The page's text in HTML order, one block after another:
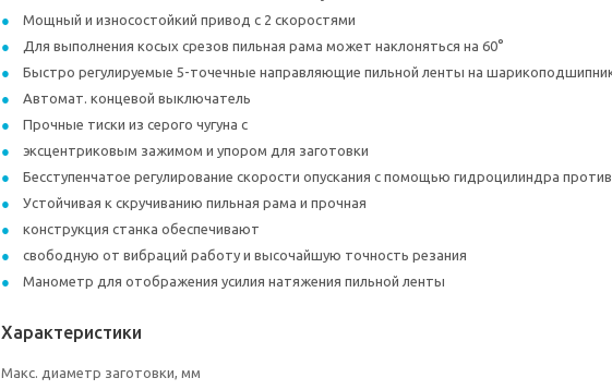
Мощный и износостойкий привод с 2 скоростями
Для выполнения косых срезов пильная рама может наклоняться на 60°
Быстро регулируемые 5-точечные направляющие пильной ленты на
Автомат. концевой выключатель
Прочные тиски из серого чугуна с
эксцентриковым зажимом и упором для заготовки
Бесступенчатое регулирование скорости опускания с помощью гидроцилиндра
Устойчивая к скручиванию пильная рама и прочная
конструкция станка обеспечивают
свободную от вибраций работу и высочайшую точность резания
Манометр для отображения усилия натяжения пильной ленты
Характеристики
Макс. диаметр заготовки, мм